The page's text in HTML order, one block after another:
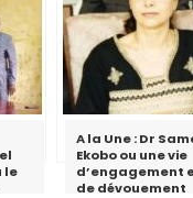
le
A la Une : Dr
Ekobo ou une vie
d’engagement
de dévouement